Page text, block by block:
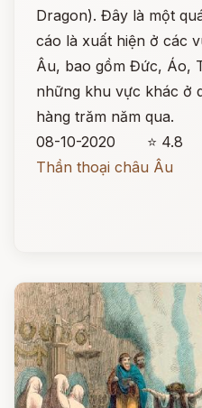
Dragon). Đây là một
cáo là xuất hiện ở các
Âu, bao gồm Đức, Áo,
những khu vực khác ở
hàng trăm năm qua.
08-10-2020
⭐ 4.8
Thần thoại châu Âu